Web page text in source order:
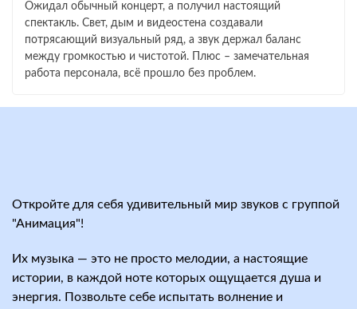
Ожидал обычный концерт, а получил настоящий
спектакль. Свет, дым и видеостена создавали
потрясающий визуальный ряд, а звук держал баланс
между громкостью и чистотой. Плюс – замечательная
работа персонала, всё прошло без проблем.
Откройте для себя удивительный мир звуков с группой
"Анимация"!
Их музыка — это не просто мелодии, а настоящие
истории, в каждой ноте которых ощущается душа и
энергия. Позвольте себе испытать волнение и